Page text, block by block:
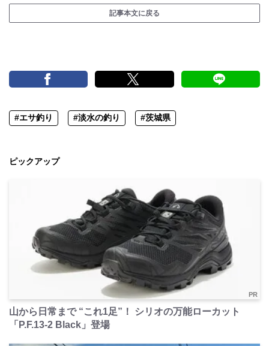
記事本文に戻る
#エサ釣り #淡水の釣り #茨城県
ピックアップ
PR
山から日常まで “これ1足”！ シリオの万能ローカット
「P.F.13-2 Black」登場